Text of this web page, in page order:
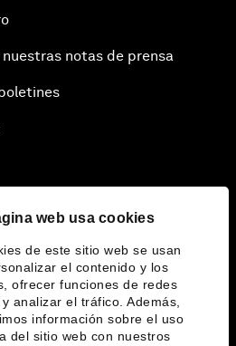
web usa cookies
de este sitio web se usan
el contenido y los
ofrecer funciones de redes
analizar el tráfico. Además,
información sobre el uso
del sitio web con nuestros
notas de prensa